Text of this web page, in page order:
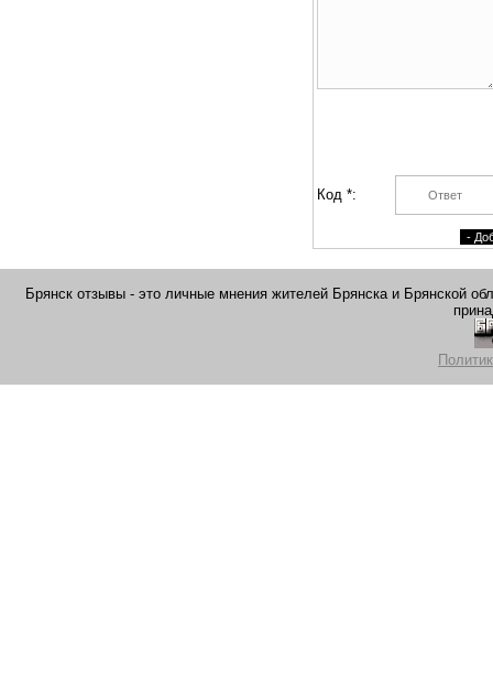
Код *:
Брянск отзывы - это личные мнения жителей Брянска и Брянской